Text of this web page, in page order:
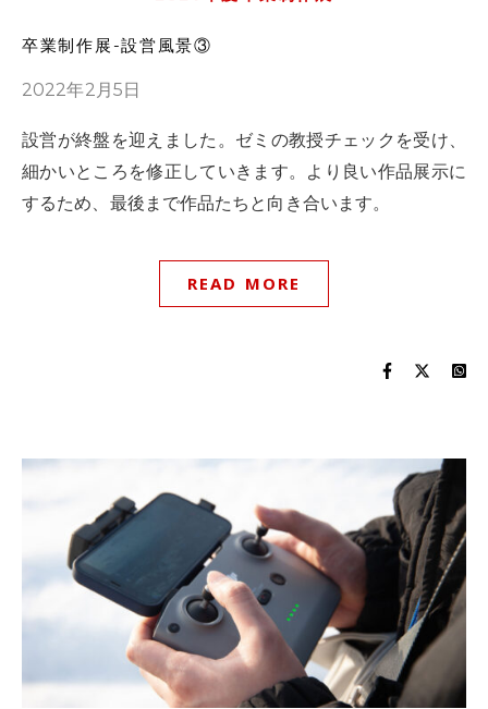
卒業制作展-設営風景③
2022年2月5日
設営が終盤を迎えました。ゼミの教授チェックを受け、
細かいところを修正していきます。より良い作品展示に
するため、最後まで作品たちと向き合います。
READ MORE